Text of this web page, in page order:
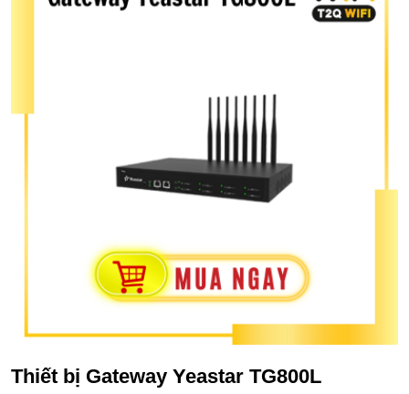
Thiết bị Gateway Yeastar TG800L